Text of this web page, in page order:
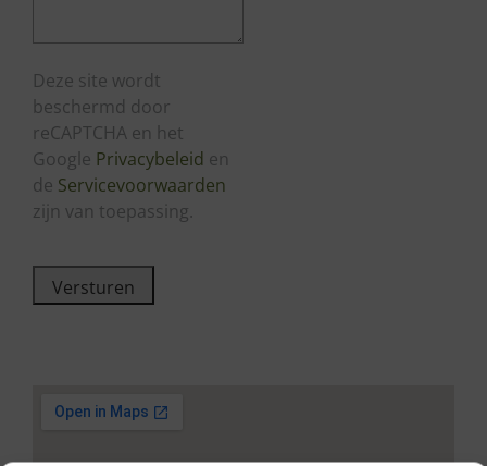
Deze site wordt
beschermd door
reCAPTCHA en het
Google Privacybeleid en
de Servicevoorwaarden
zijn van toepassing.